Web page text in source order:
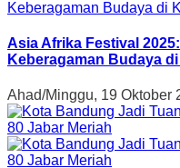
Asia Afrika Festival
Keberagaman Budaya
Ahad/Minggu, 19 Oktober